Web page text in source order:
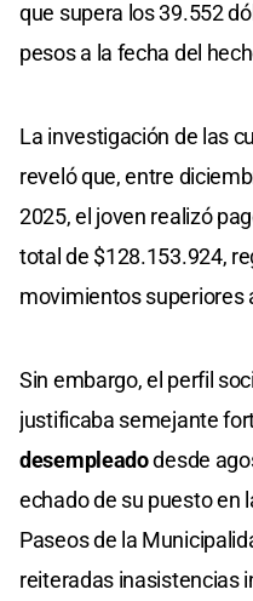
que supera los 39.552
pesos a la fecha del
La investigación de las
reveló que, entre
2025, el joven realizó
total de $128.153.924,
movimientos superiores
Sin embargo, el perfil
justificaba semejante
desempleadodesde
echado de su puesto en
Paseos de la
reiteradas inasistencias